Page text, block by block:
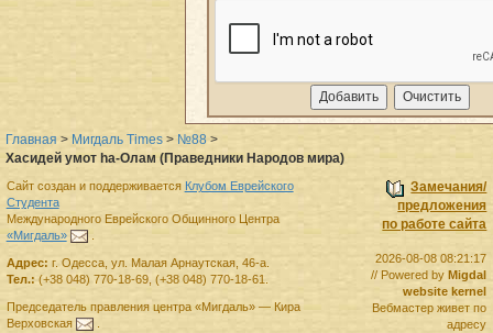
Главная > Мигдаль Times > №88 >
Хасидей умот hа-Олам (Праведники Народов мира)
Замечания/
предложения
по работе сайта
2026-08-08 08:21:17
// Powered byMigdal
website kernel
Вебмастер живет по
адресу
Сайт создан и поддерживается Клубом Еврейского
Студента
Международного Еврейского Общинного Центра
«Мигдаль»
.
Адрес: г. Одесса, ул. Малая Арнаутская, 46-а.
Тел.: (+38 048) 770-18-69, (+38 048) 770-18-61
Председатель правленияцентра «Мигдаль»— Кира
Верховская
.